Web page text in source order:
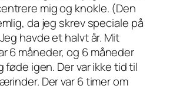
mig og knokle. (Den
da jeg skrev speciale på
havde et halvt år. Mit
6 måneder, og 6 måneder
igen. Der var ikke tid til
Der var 6 timer om